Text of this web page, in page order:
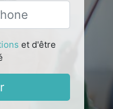
et d'être